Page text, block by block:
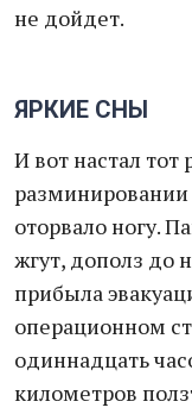
не дойдет.
ЯРКИЕ СНЫ
И вот настал тот
оторвало ногу.
жгут, дополз до
прибыла
операционном
одиннадцать
километров